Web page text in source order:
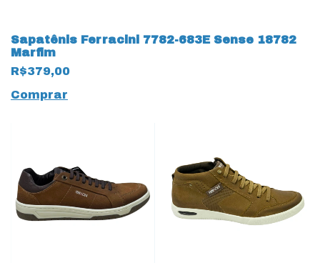
Sapatênis Ferracini 7782-683E Sense 18782
Marfim
R$379,00
Comprar